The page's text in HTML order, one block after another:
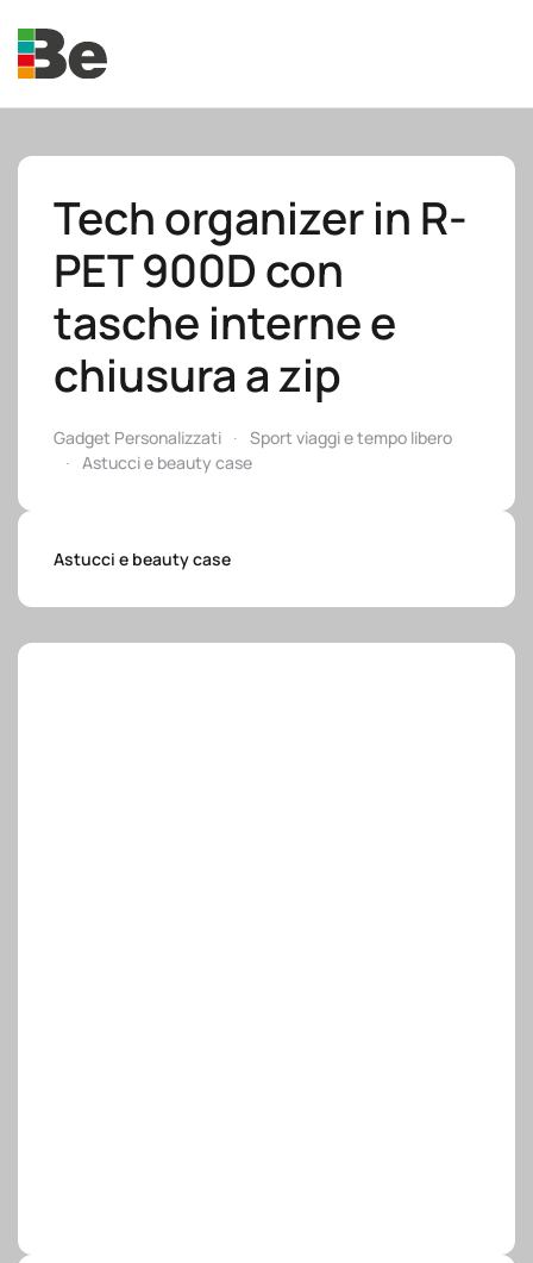
Skip to main content
Tech organizer in R-
PET 900D con
tasche interne e
chiusura a zip
Gadget Personalizzati
Sport viaggi e tempo libero
Astucci e beauty case
Astucci e beauty case